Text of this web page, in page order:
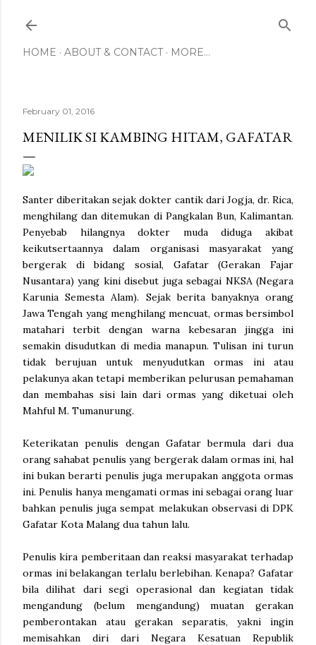
HOME ABOUT & CONTACT MORE…
February 01, 2016
MENILIK SI KAMBING HITAM, GAFATAR
Santer diberitakan sejak dokter cantik dari Jogja, dr. Rica,
menghilang dan ditemukan di Pangkalan Bun, Kalimantan.
Penyebab hilangnya dokter muda diduga akibat
keikutsertaannya dalam organisasi masyarakat yang
bergerak di bidang sosial, Gafatar (Gerakan Fajar
Nusantara) yang kini disebut juga sebagai NKSA (Negara
Karunia Semesta Alam). Sejak berita banyaknya orang
Jawa Tengah yang menghilang mencuat, ormas bersimbol
matahari terbit dengan warna kebesaran jingga ini
semakin disudutkan di media manapun. Tulisan ini turun
tidak berujuan untuk menyudutkan ormas ini atau
pelakunya akan tetapi memberikan pelurusan pemahaman
dan membahas sisi lain dari ormas yang diketuai oleh
Mahful M. Tumanurung.
Keterikatan penulis dengan Gafatar bermula dari dua
orang sahabat penulis yang bergerak dalam ormas ini, hal
ini bukan berarti penulis juga merupakan anggota ormas
ini. Penulis hanya mengamati ormas ini sebagai orang luar
bahkan penulis juga sempat melakukan observasi di DPK
Gafatar Kota Malang dua tahun lalu.
Penulis kira pemberitaan dan reaksi masyarakat terhadap
ormas ini belakangan terlalu berlebihan. Kenapa? Gafatar
bila dilihat dari segi operasional dan kegiatan tidak
mengandung (belum mengandung) muatan gerakan
pemberontakan atau gerakan separatis, yakni ingin
memisahkan diri dari Negara Kesatuan Republik